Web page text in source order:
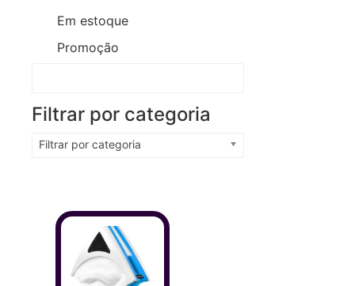
Em estoque
Promoção
Filtrar por categoria
Filtrar por categoria